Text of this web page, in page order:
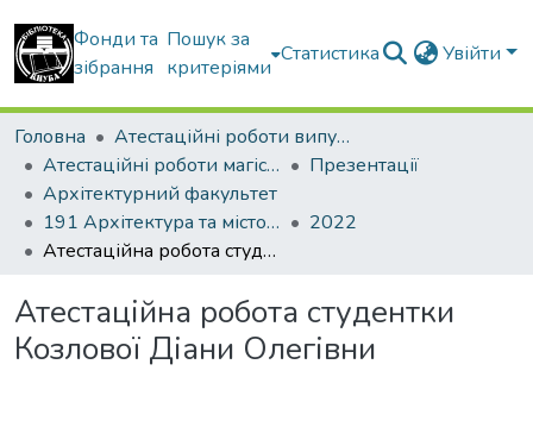
Фонди та
зібрання
Пошук за
критеріями
Статистика Увійти
Головна
Атестаційні роботи випускників
Атестаційні роботи магістрів
Презентації
Архітектурний факультет
191 Архітектура та містобудування. Дизайн архітектурного середовища
2022
Атестаційна робота студентки Козлової Діани Олегівни
Атестаційна робота студентки
Козлової Діани Олегівни